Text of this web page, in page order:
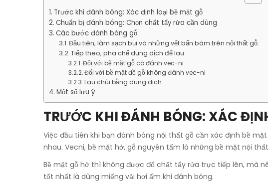
Trước khi đánh bóng: Xác định loại bề mặt gỗ
Chuẩn bị đánh bóng: Chọn chất tẩy rửa cần dùng
Các bước đánh bóng gỗ
Đầu tiên, làm sạch bụi và những vết bẩn bám trên nội thất gỗ.
Tiếp theo, pha chế dung dịch để lau
Đối với bề mặt gỗ có đánh vec-ni
Đối với bề mặt đồ gỗ không đánh vec-ni
Lau chùi bằng dung dịch
Một số lưu ý
TRƯỚC KHI ĐÁNH BÓNG: XÁC
Việc đầu tiên khi bạn đánh bóng nội thất gỗ cần xác định bề
nhau. Vecni, bề mặt hở, gỗ nguyên tấm là những bề mặt nội
Bề mặt gỗ hở thì không được đổ chất tẩy rửa trực tiếp lên, mà
tốt nhất là dùng miếng vải hơi ẩm khi đánh bóng.